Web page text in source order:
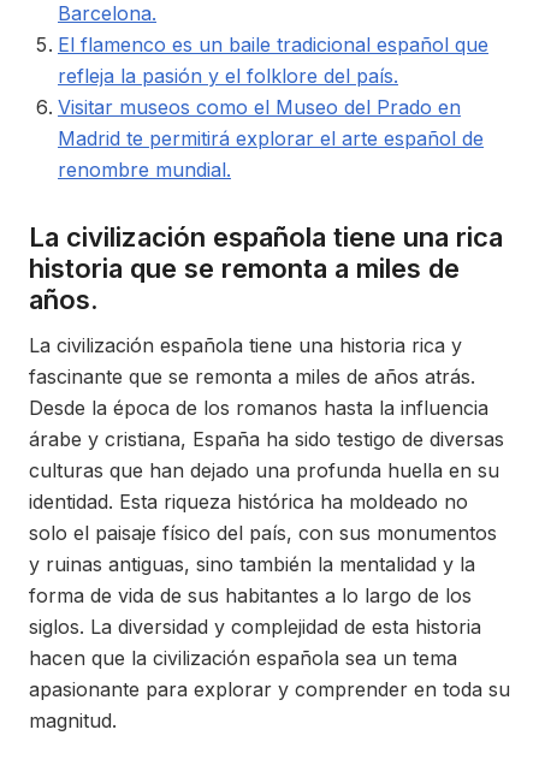
Barcelona.
El flamenco es un baile tradicional español que
refleja la pasión y el folklore del país.
Visitar museos como el Museo del Prado en
Madrid te permitirá explorar el arte español de
renombre mundial.
La civilización española tiene una rica
historia que se remonta a miles de
años.
La civilización española tiene una historia rica y
fascinante que se remonta a miles de años atrás.
Desde la época de los romanos hasta la influencia
árabe y cristiana, España ha sido testigo de diversas
culturas que han dejado una profunda huella en su
identidad. Esta riqueza histórica ha moldeado no
solo el paisaje físico del país, con sus monumentos
y ruinas antiguas, sino también la mentalidad y la
forma de vida de sus habitantes a lo largo de los
siglos. La diversidad y complejidad de esta historia
hacen que la civilización española sea un tema
apasionante para explorar y comprender en toda su
magnitud.